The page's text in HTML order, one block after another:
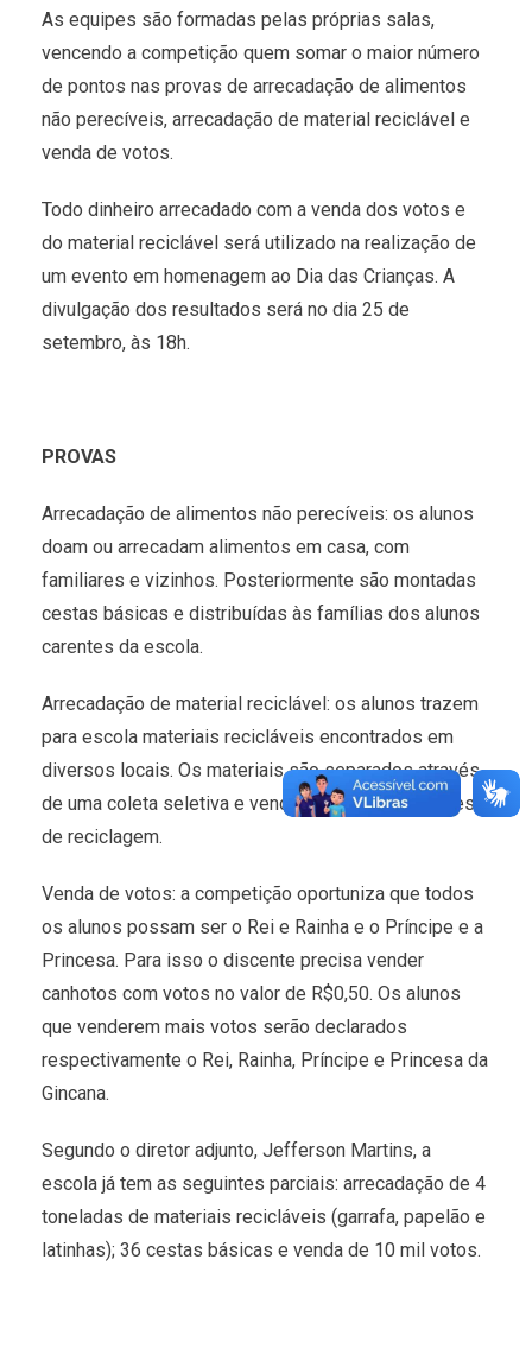
As equipes são formadas pelas próprias salas,
vencendo a competição quem somar o maior número
de pontos nas provas de arrecadação de alimentos
não perecíveis, arrecadação de material reciclável e
venda de votos.
Todo dinheiro arrecadado com a venda dos votos e
do material reciclável será utilizado na realização de
um evento em homenagem ao Dia das Crianças. A
divulgação dos resultados será no dia 25 de
setembro, às 18h.
PROVAS
Arrecadação de alimentos não perecíveis: os alunos
doam ou arrecadam alimentos em casa, com
familiares e vizinhos. Posteriormente são montadas
cestas básicas e distribuídas às famílias dos alunos
carentes da escola.
Arrecadação de material reciclável: os alunos trazem
para escola materiais recicláveis encontrados em
diversos locais. Os materiais são separados através
de uma coleta seletiva e vendidos para uma empresa
de reciclagem.
Venda de votos: a competição oportuniza que todos
os alunos possam ser o Rei e Rainha e o Príncipe e a
Princesa. Para isso o discente precisa vender
canhotos com votos no valor de R$0,50. Os alunos
que venderem mais votos serão declarados
respectivamente o Rei, Rainha, Príncipe e Princesa da
Gincana.
Segundo o diretor adjunto, Jefferson Martins, a
escola já tem as seguintes parciais: arrecadação de 4
toneladas de materiais recicláveis (garrafa, papelão e
latinhas); 36 cestas básicas e venda de 10 mil votos.